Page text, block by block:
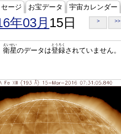
ージ お宝データ 宇宙カレンダー
年03月 15日 > >>
衛星
えいせい
のデータは登録
とうろく
されていません。